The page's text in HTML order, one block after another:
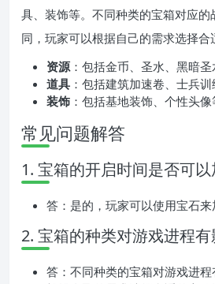
具、装饰等。不同种类的宝箱对应的
同，玩家可以根据自己的需求选择合
资源：包括金币、圣水、黑暗圣
道具 ：包括建筑加速卷、士兵训
装饰 ：包括基地装饰、个性头像
常见问题解答
1. 宝箱的开启时间是否可以
答：是的，玩家可以使用宝石来
2. 宝箱的种类对游戏进程有
答：不同种类的宝箱对游戏进